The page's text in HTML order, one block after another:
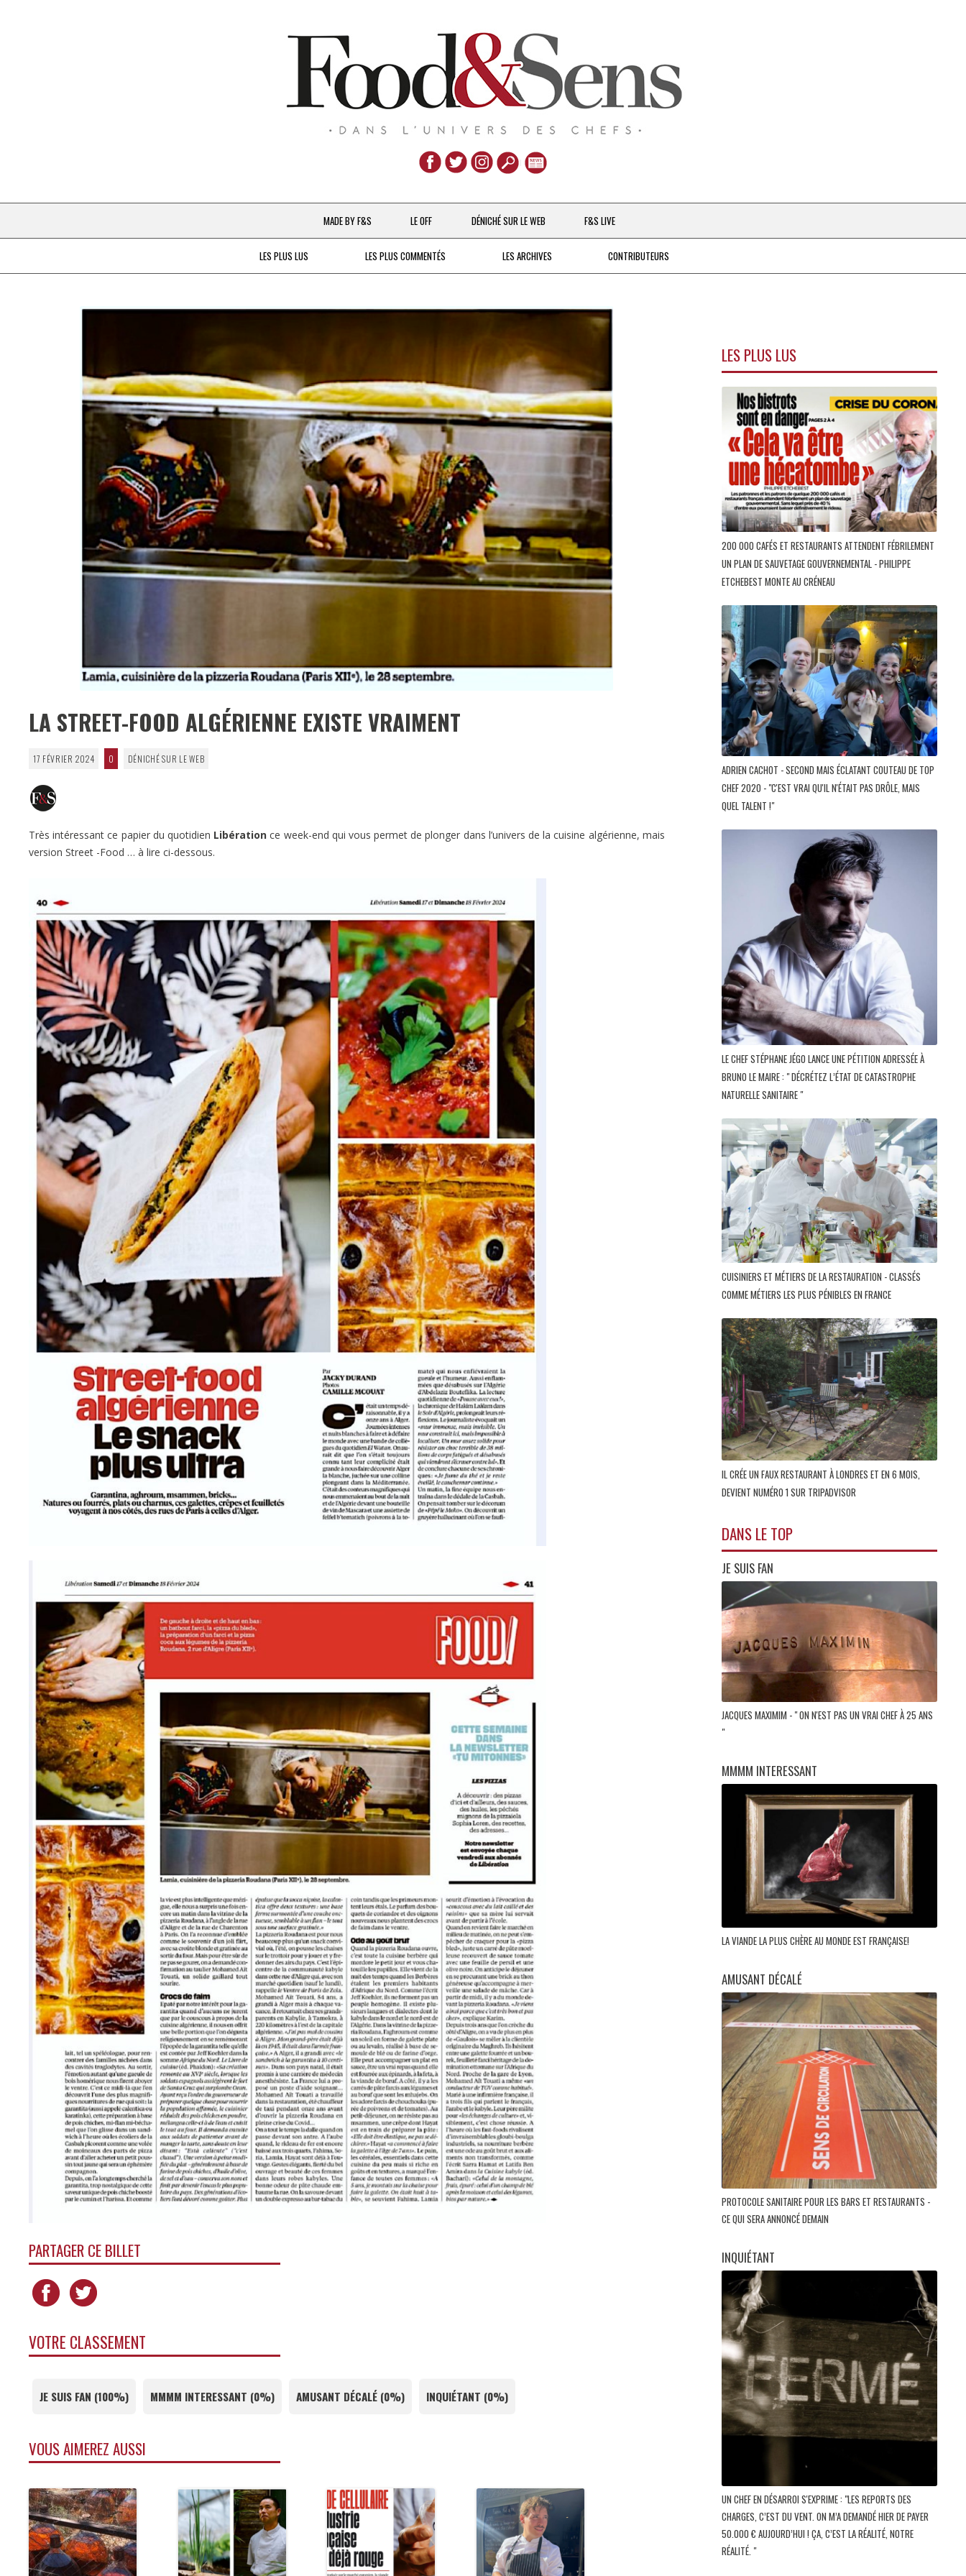
Aller
au
contenu
MADE BY F&S
CHEFS & ACTUALITÉS
À LA PETITE CUILLÈRE
LE OFF DÉNICHÉ SUR LE WEB F&S LIVE
LES PLUS LUS LES PLUS COMMENTÉS LES ARCHIVES
DEPUIS 2016
CONTRIBUTEURS
LA STREET-FOOD ALGÉRIENNE EXISTE VRAIMENT
17 FÉVRIER 2024 0 DÉNICHÉ SUR LE WEB
Très intéressant ce papier du quotidien Libération ce week-end qui vous permet de plonger dans l’univers de la cuisine algérienne, mais
version Street -Food … à lire ci-dessous.
PARTAGER CE BILLET
VOTRE CLASSEMENT
JE SUIS FAN (100%) MMMM INTERESSANT (0%) AMUSANT DÉCALÉ (0%) INQUIÉTANT (0%)
VOUS AIMEREZ AUSSI
LES PLUS LUS
200 000 CAFÉS ET RESTAURANTS ATTENDENT FÉBRILEMENT
UN PLAN DE SAUVETAGE GOUVERNEMENTAL - PHILIPPE
ETCHEBEST MONTE AU CRÉNEAU
ADRIEN CACHOT - SECOND MAIS ÉCLATANT COUTEAU DE TOP
CHEF 2020 - "C'EST VRAI QU'IL N'ÉTAIT PAS DRÔLE, MAIS
QUEL TALENT !"
LE CHEF STÉPHANE JÉGO LANCE UNE PÉTITION ADRESSÉE À
BRUNO LE MAIRE : " DÉCRÉTEZ L’ÉTAT DE CATASTROPHE
NATURELLE SANITAIRE "
CUISINIERS ET MÉTIERS DE LA RESTAURATION - CLASSÉS
COMME MÉTIERS LES PLUS PÉNIBLES EN FRANCE
IL CRÉE UN FAUX RESTAURANT À LONDRES ET EN 6 MOIS,
DEVIENT NUMÉRO 1 SUR TRIPADVISOR
DANS LE TOP
JE SUIS FAN
JACQUES MAXIMIM - " ON N'EST PAS UN VRAI CHEF À 25 ANS
"
MMMM INTERESSANT
LA VIANDE LA PLUS CHÈRE AU MONDE EST FRANÇAISE!
AMUSANT DÉCALÉ
PROTOCOLE SANITAIRE POUR LES BARS ET RESTAURANTS -
CE QUI SERA ANNONCÉ DEMAIN
INQUIÉTANT
UN CHEF EN DÉSARROI S'EXPRIME : "LES REPORTS DES
CHARGES, C’EST DU VENT. ON M’A DEMANDÉ HIER DE PAYER
50.000 € AUJOURD’HUI ! ÇA, C’EST LA RÉALITÉ, NOTRE
RÉALITÉ. "